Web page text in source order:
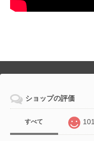
ショップの評価
すべて 101